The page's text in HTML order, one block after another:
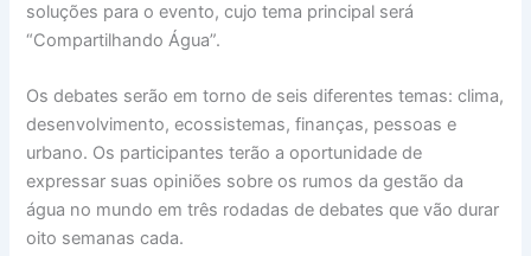
soluções para o evento, cujo tema principal será
“Compartilhando Água”.
Os debates serão em torno de seis diferentes temas: clima,
desenvolvimento, ecossistemas, finanças, pessoas e
urbano. Os participantes terão a oportunidade de
expressar suas opiniões sobre os rumos da gestão da
água no mundo em três rodadas de debates que vão durar
oito semanas cada.